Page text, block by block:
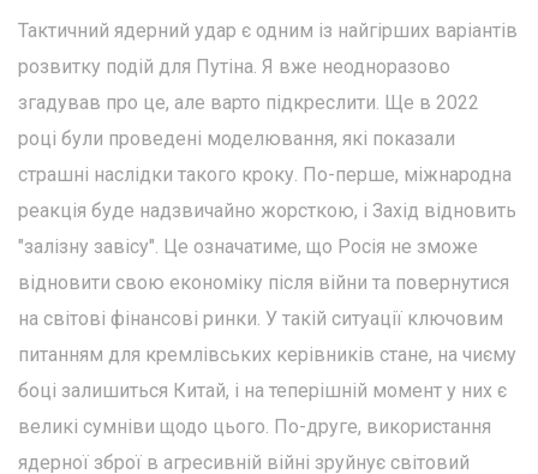
Тактичний ядерний удар є одним із найгірших варіантів
розвитку подій для Путіна. Я вже неодноразово
згадував про це, але варто підкреслити. Ще в 2022
році були проведені моделювання, які показали
страшні наслідки такого кроку. По-перше, міжнародна
реакція буде надзвичайно жорсткою, і Захід відновить
"залізну завісу". Це означатиме, що Росія не зможе
відновити свою економіку після війни та повернутися
на світові фінансові ринки. У такій ситуації ключовим
питанням для кремлівських керівників стане, на чиєму
боці залишиться Китай, і на теперішній момент у них є
великі сумніви щодо цього. По-друге, використання
ядерної зброї в агресивній війні зруйнує світовий